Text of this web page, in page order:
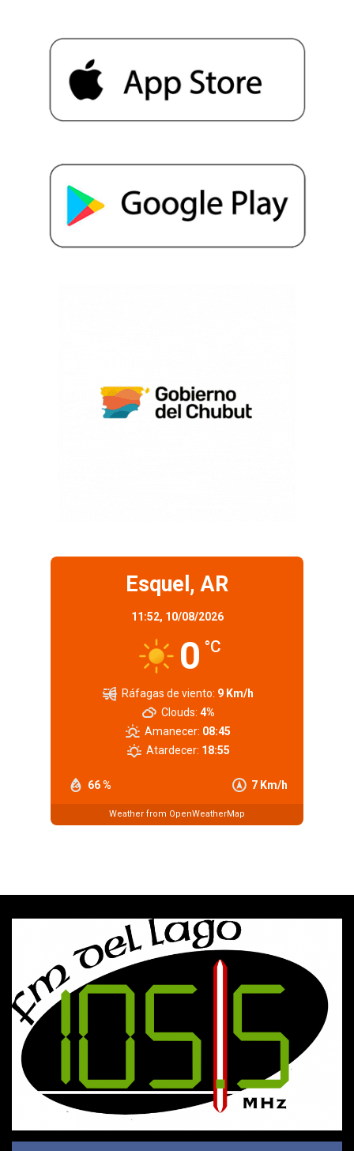
Esquel, AR
11:52, 10/08/2026
0 °C
66 % 7 Km/h
Ráfagas de viento: 9 Km/h
Clouds: 4%
Amanecer: 08:45
Atardecer: 18:55
Weather from OpenWeatherMap